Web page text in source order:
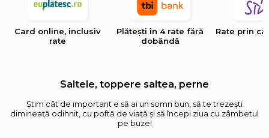
Card online, inclusiv
rate
Plătești în 4 rate fără
dobândă
Rate prin
Saltele, toppere saltea, perne
Știm cât de important e să ai un somn bun, să te trezești
dimineață odihnit, cu poftă de viață și să începi ziua cu zâmbetul
pe buze!